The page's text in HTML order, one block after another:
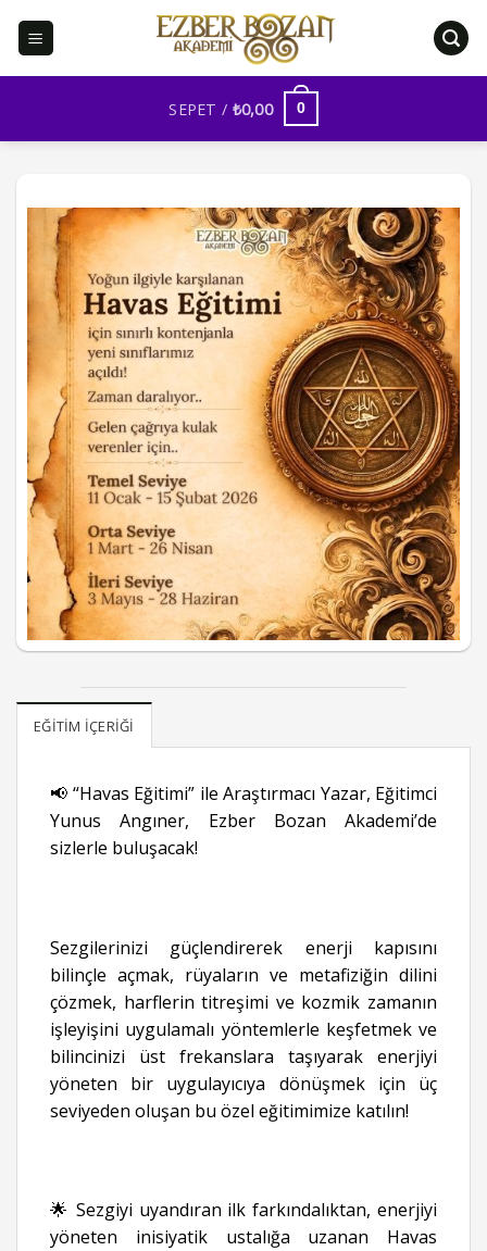
SEPET / ₺0,00 0
EĞITIM İÇERIĞI
📢 “Havas Eğitimi” ile Araştırmacı Yazar, Eğitimci
Yunus Angıner, Ezber Bozan Akademi’de
sizlerle buluşacak!
Sezgilerinizi güçlendirerek enerji kapısını
bilinçle açmak, rüyaların ve metafiziğin dilini
çözmek, harflerin titreşimi ve kozmik zamanın
işleyişini uygulamalı yöntemlerle keşfetmek ve
bilincinizi üst frekanslara taşıyarak enerjiyi
yöneten bir uygulayıcıya dönüşmek için üç
seviyeden oluşan bu özel eğitimimize katılın!
🌟 Sezgiyi uyandıran ilk farkındalıktan, enerjiyi
yöneten inisiyatik ustalığa uzanan Havas